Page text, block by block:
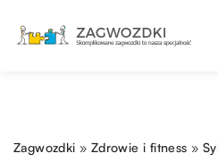
Zagwozdki » Zdrowie i fitness »